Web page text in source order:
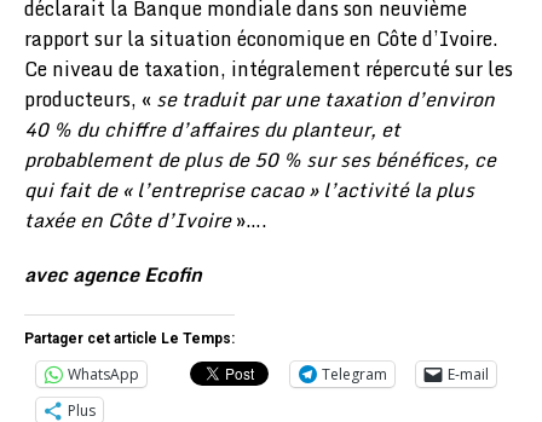
déclarait la Banque mondiale dans son neuvième
rapport sur la situation économique en Côte d’Ivoire.
Ce niveau de taxation, intégralement répercuté sur les
producteurs, « se traduit par une taxation d’environ
40 % du chiffre d’affaires du planteur, et
probablement de plus de 50 % sur ses bénéfices, ce
qui fait de « l’entreprise cacao » l’activité la plus
taxée en Côte d’Ivoire»….
avec agence Ecofin
Partager cet article Le Temps:
WhatsApp Telegram
E-mail
Plus